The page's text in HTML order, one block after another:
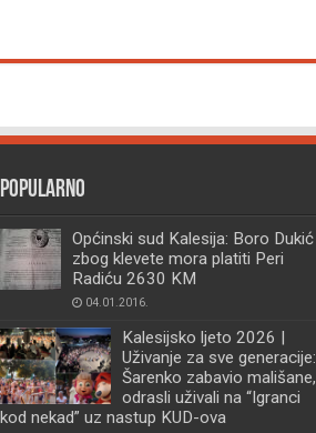
Popularno
Općinski sud Kalesija: Boro Dukić
zbog klevete mora platiti Peri
Radiću 2630 KM
04.01.2016.
Kalesijsko ljeto 2026 |
Uživanje za sve generacije:
Šarenko zabavio mališane,
odrasli uživali na “Igranci
kod nekad” uz nastup KUD-ova